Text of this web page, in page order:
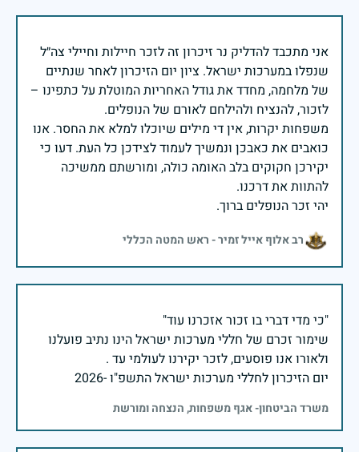
אני מתכבד להדליק נר זיכרון זה לזכר חיילות וחיילי צה״ל
שנפלו במערכות ישראל. ציון יום הזיכרון לאחר שנתיים
של מלחמה, מחדד את גודל האחריות המוטלת על כתפינו –
משפחות יקרות, אין די מילים שיוכלו למלא את החסר. אנו
כואבים את כאבכן ונמשיך לעמוד לצידכן כל העת. דעו כי
יקירכן חקוקים בלב האומה כולה, ומורשתם ממשיכה
יהי זכר הנופלים ברוך.
רב אלוף אייל זמיר - ראש המטה הכללי
שימור זכרם של חללי מערכות ישראל הינו נתיב פועלנו
יום הזיכרון לחללי מערכות ישראל התשפ"ו -2026
משרד הביטחון- אגף משפחות, הנצחה ומורשת